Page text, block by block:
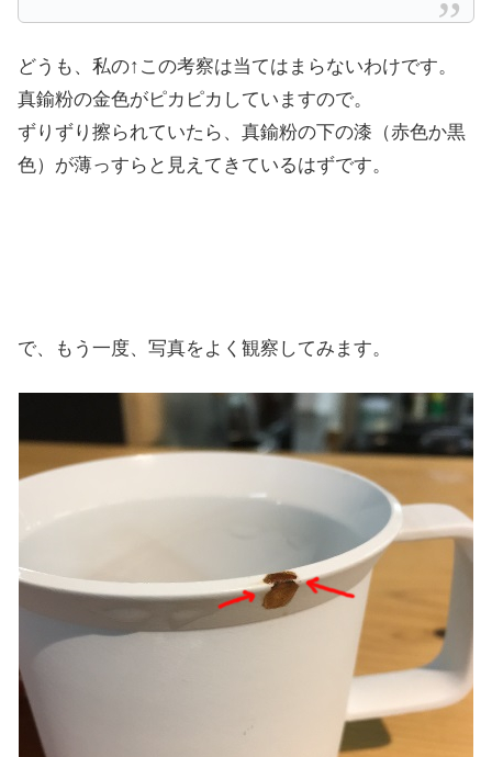
どうも、私の↑この考察は当てはまらないわけです。
真鍮粉の金色がピカピカしていますので。
ずりずり擦られていたら、真鍮粉の下の漆（赤色か黒
色）が薄っすらと見えてきているはずです。
で、もう一度、写真をよく観察してみます。